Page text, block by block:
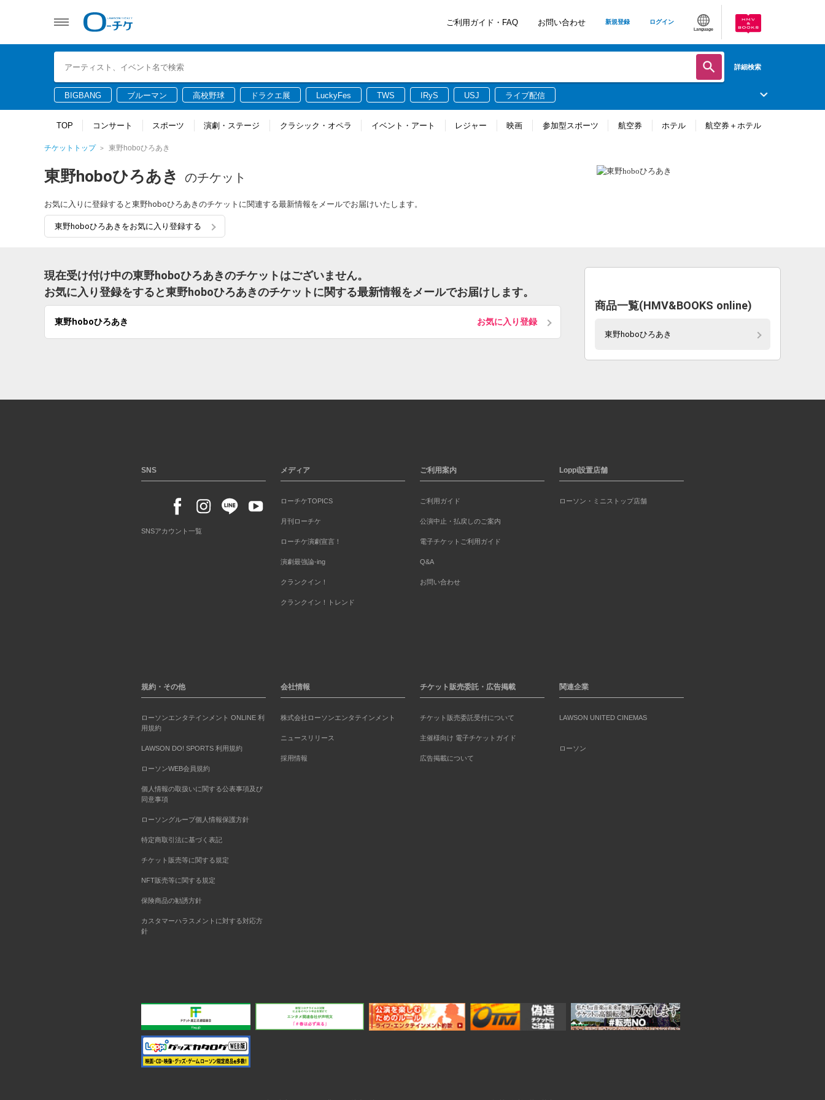
ご利用ガイド・FAQ お問い合わせ 新規登録 ログイン
Language
詳細検索
BIGBANG ブルーマン 高校野球 ドラクエ展 LuckyFes TWS IRyS USJ ライブ配信
TOP コンサート スポーツ 演劇・ステージ クラシック・オペラ イベント・アート レジャー 映画 参加型スポーツ 航空券 ホテル 航空券＋ホテル
チケットトップ 東野hoboひろあき
東野hoboひろあき のチケット
お気に入りに登録すると東野hoboひろあきのチケットに関連する最新情報をメールでお届けいたします。
東野hoboひろあきをお気に入り登録する
現在受け付け中の東野hoboひろあきのチケットはございません。
お気に入り登録をすると東野hoboひろあきのチケットに関する最新情報をメールでお届けします。
東野hoboひろあき お気に入り登録
商品一覧(HMV&BOOKS online)
東野hoboひろあき
SNS
SNSアカウント一覧
メディア
ローチケTOPICS
月刊ローチケ
ローチケ演劇宣言！
演劇最強論-ing
クランクイン！
クランクイン！トレンド
ご利用案内
ご利用ガイド
公演中止・払戻しのご案内
電子チケットご利用ガイド
Q&A
お問い合わせ
Loppi設置店舗
ローソン・ミニストップ店舗
規約・その他
ローソンエンタテインメント ONLINE 利
用規約
LAWSON DO! SPORTS 利用規約
ローソンWEB会員規約
個人情報の取扱いに関する公表事項及び
同意事項
ローソングループ個人情報保護方針
特定商取引法に基づく表記
チケット販売等に関する規定
NFT販売等に関する規定
保険商品の勧誘方針
カスタマーハラスメントに対する対応方
針
会社情報
株式会社ローソンエンタテインメント
ニュースリリース
採用情報
チケット販売委託・広告掲載
チケット販売委託受付について
主催様向け 電子チケットガイド
広告掲載について
関連企業
LAWSON UNITED CINEMAS
ローソン